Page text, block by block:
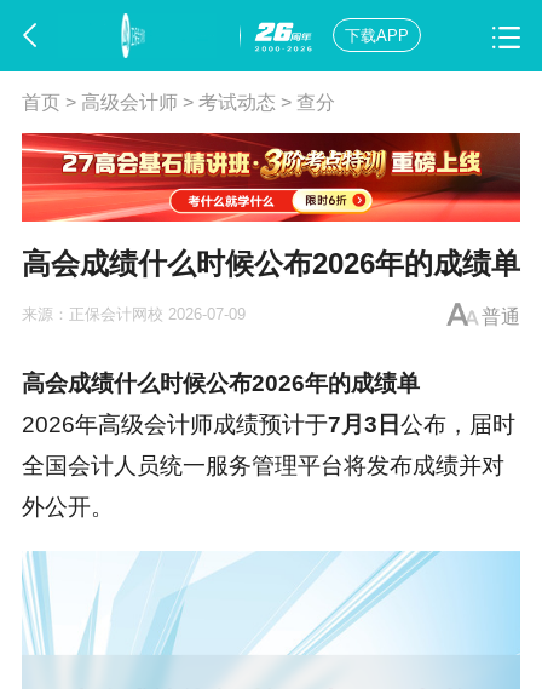
下载APP
首页> 高级会计师> 考试动态 > 查分
高会成绩什么时候公布2026年的成绩单
普通
来源： 正保会计网校 2026-07-09
高会成绩什么时候公布2026年的成绩单
2026年高级会计师成绩预计于7月3日公布，届时
全国会计人员统一服务管理平台将发布成绩并对
外公开。